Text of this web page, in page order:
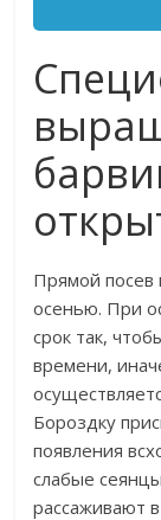
Прямой посев
осенью. При
срок так,
времени,
Бороздку
появления
слабые
рассаживают